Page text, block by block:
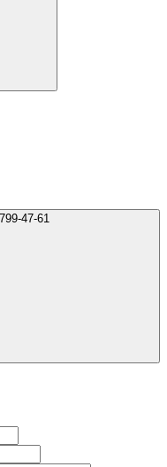
+7 (910) 799-47-61